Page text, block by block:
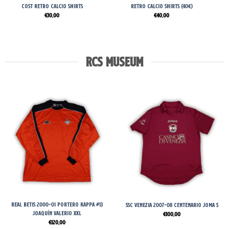
Cost Retro Calcio Shirts
€30,00
Retro Calcio Shirts (40€)
€40,00
RCS MUSEUM
Real Betis 2000-01 Portero Kappa #13
Joaquín Valerio XXL
€120,00
SSC Venezia 2007-08 Centenario Joma S
€100,00